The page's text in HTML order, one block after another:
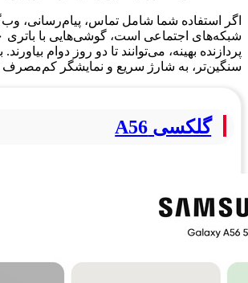
اگر استفاده شما شامل تماس، پیام‌رسانی،
پردازنده بهینه، می‌توانند تا دو روز دوام
سنگین‌تر، به شارژ سریع و نمایشگر کم‌مصرف
گلکسی A56